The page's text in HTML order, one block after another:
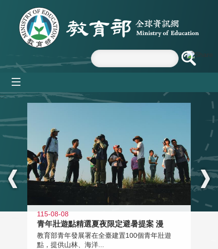
跳到主要內容區塊
:::
115-08-08
青年壯遊點精選夏夜限定避暑提案 漫
教育部青年發展署在全臺建置100個青年壯遊
點，提供山林、海洋...